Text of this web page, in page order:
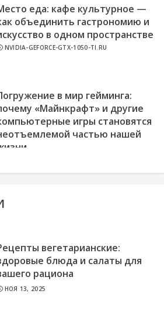
еда: кафе культурное —
объединить гастрономию и
в одном пространстве
NVIDIA-GEFORCE-GTX-1050-TI.RU
в мир гейминга:
«Майнкрафт» и другие
игры становятся
частью нашей
вегетарианские:
блюда и салаты для
рациона
НОЯ 13, 2025